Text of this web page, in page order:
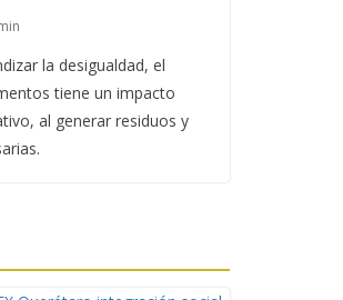
la desigualdad, el
tiene un impacto
al generar residuos y